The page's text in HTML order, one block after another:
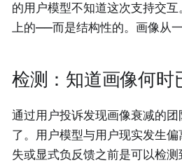
的用户模型不知道这次支持交
上的——而是结构性的。画像从
检测：知道画像何时
通过用户投诉发现画像衰减的
了。用户模型与用户现实发生
失或显式负反馈之前是可以检测